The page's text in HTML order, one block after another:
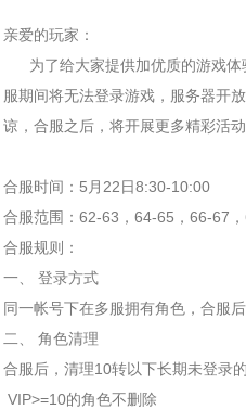
亲爱的玩家：
为了给大家提供加优质的游戏体
服期间将无法登录游戏，服务器开
谅，合服之后，将开展更多精彩活
合服时间：5月22日8:30-10:00
合服范围：62-63，64-65，66-67
合服规则：
一、 登录方式
同一帐号下在多服拥有角色，合服
二、 角色清理
合服后，清理10转以下长期未登录
VIP>=10的角色不删除